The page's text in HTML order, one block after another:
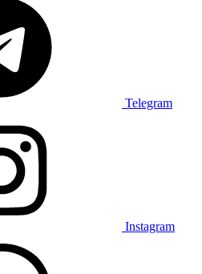
Telegram
Instagram